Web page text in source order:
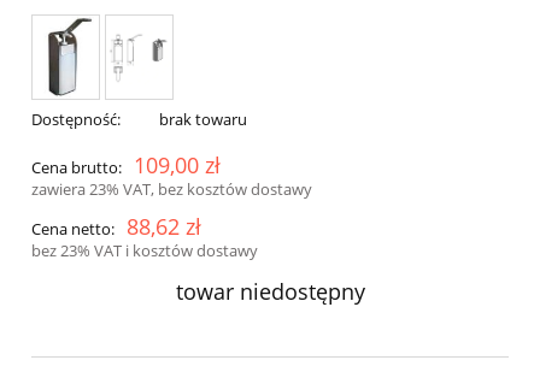
Dostępność: brak towaru
Cena brutto: 109,00 zł
zawiera 23% VAT, bez kosztów dostawy
Cena netto:
88,62 zł
bez 23% VAT i kosztów dostawy
towar niedostępny